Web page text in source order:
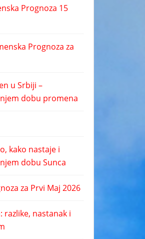
Prognoza 15
Prognoza za
u Srbiji –
dobu promena
kako nastaje i
dobu Sunca
za Prvi Maj 2026
razlike, nastanak i